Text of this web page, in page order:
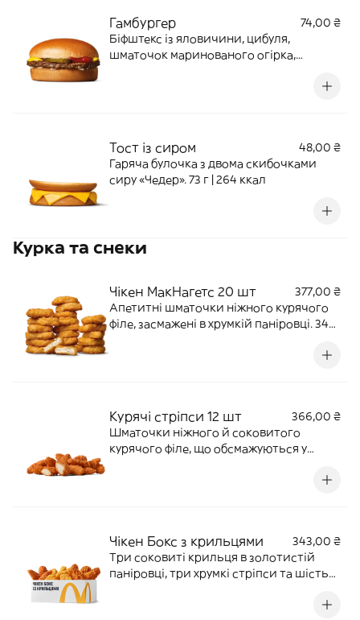
Гамбургер
74,00 ₴
Біфштекс із яловичини, цибуля,
шматочок маринованого огірка,
Тост із сиром
48,00 ₴
Гаряча булочка з двома скибочками
сиру «Чедер». 73 г | 264 ккал
Курка та снеки
Чікен МакНагетс 20 шт
377,00 ₴
Апетитні шматочки ніжного курячого
філе, засмажені в хрумкій паніровці. 340
Курячі стріпси 12 шт
366,00 ₴
Шматочки ніжного й соковитого
курячого філе, що обсмажуються у
Чікен Бокс з крильцями
343,00 ₴
Три соковиті крильця в золотистій
паніровці, три хрумкі стріпси та шість